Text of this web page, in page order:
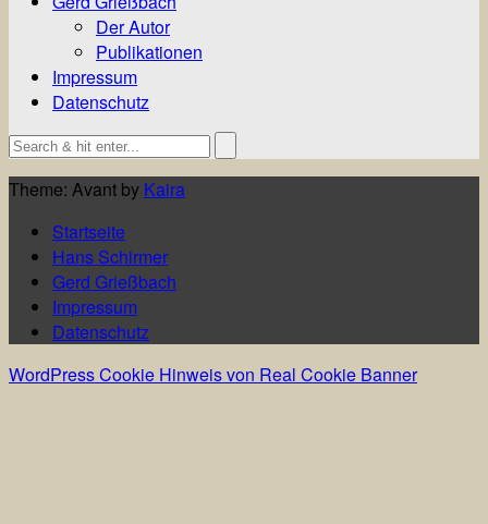
Der Autor
Publikationen
Impressum
Datenschutz
Theme: Avant by Kaira
Startseite
Hans Schirmer
Gerd Grießbach
Impressum
Datenschutz
WordPress Cookie Hinweis von Real Cookie Banner